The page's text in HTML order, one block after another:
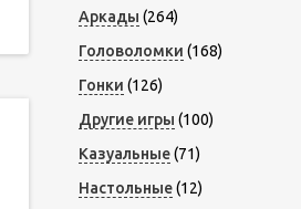
Аркады (264)
Головоломки (168)
Гонки (126)
Другие игры (100)
Казуальные(71)
Настольные(12)